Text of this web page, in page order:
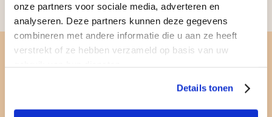
onze partners voor sociale media, adverteren en
analyseren. Deze partners kunnen deze gegevens
combineren met andere informatie die u aan ze heeft
verstrekt of ze hebben verzameld op basis van uw
Details tonen
Delen
Voor wie je écht wilt verrassen